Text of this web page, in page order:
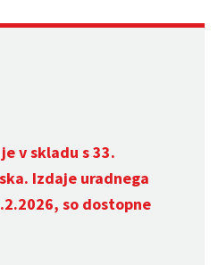
v skladu s 33.
Izdaje uradnega
so dostopne